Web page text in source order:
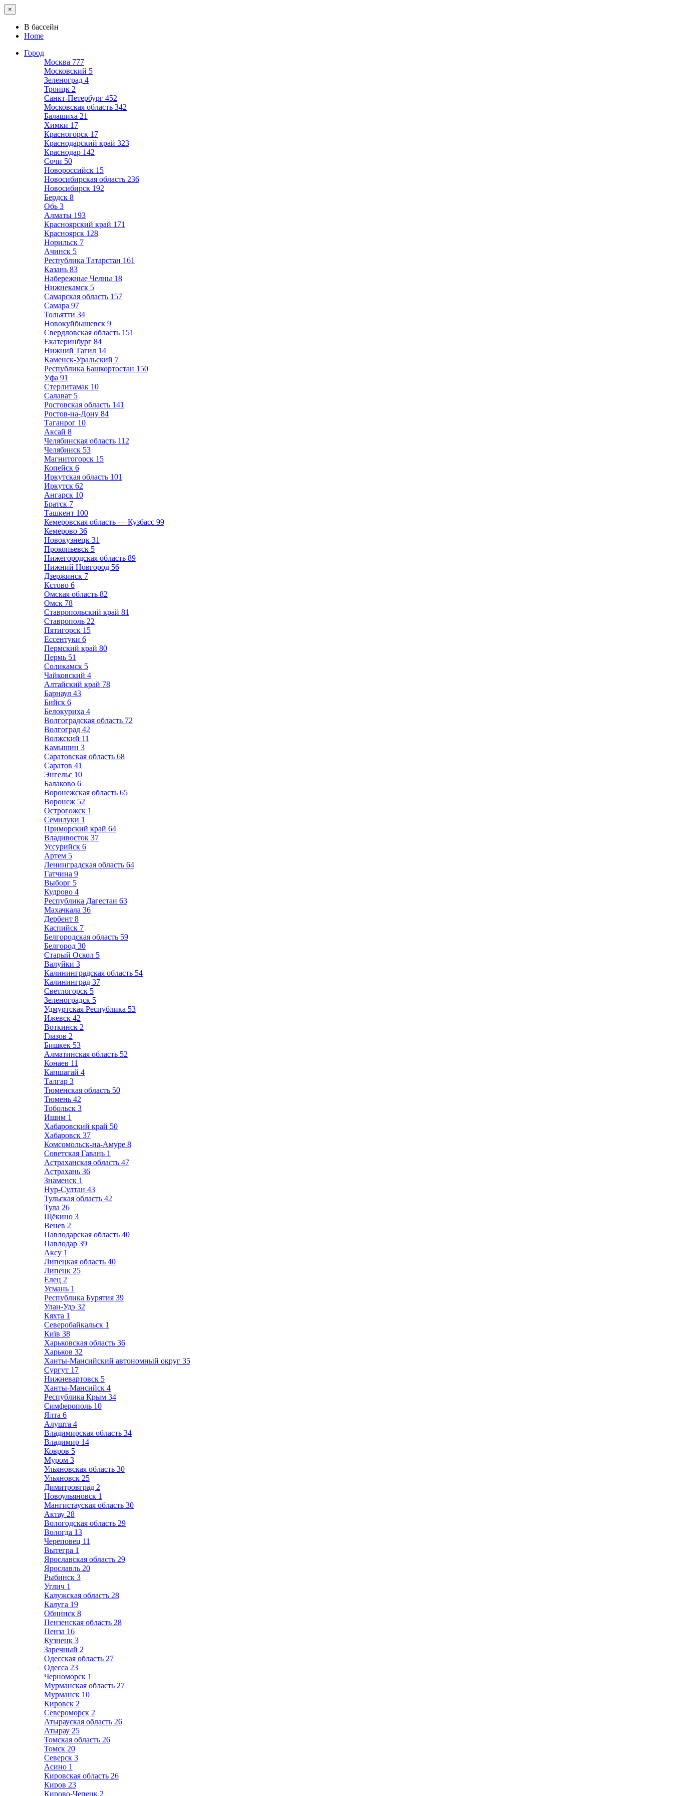
×
В бассейн
Home
Город
Москва 777
Московский 5
Зеленоград 4
Троицк 2
Санкт-Петербург 452
Московская область 342
Балашиха 21
Химки 17
Красногорск 17
Краснодарский край 323
Краснодар 142
Сочи 50
Новороссийск 15
Новосибирская область 236
Новосибирск 192
Бердск 8
Обь 3
Алматы 193
Красноярский край 171
Красноярск 128
Норильск 7
Ачинск 5
Республика Татарстан 161
Казань 83
Набережные Челны 18
Нижнекамск 5
Самарская область 157
Самара 97
Тольятти 34
Новокуйбышевск 9
Свердловская область 151
Екатеринбург 84
Нижний Тагил 14
Каменск-Уральский 7
Республика Башкортостан 150
Уфа 91
Стерлитамак 10
Салават 5
Ростовская область 141
Ростов-на-Дону 84
Таганрог 10
Аксай 8
Челябинская область 112
Челябинск 53
Магнитогорск 15
Копейск 6
Иркутская область 101
Иркутск 62
Ангарск 10
Братск 7
Ташкент 100
Кемеровская область — Кузбасс 99
Кемерово 36
Новокузнецк 31
Прокопьевск 5
Нижегородская область 89
Нижний Новгород 56
Дзержинск 7
Кстово 6
Омская область 82
Омск 78
Ставропольский край 81
Ставрополь 22
Пятигорск 15
Ессентуки 6
Пермский край 80
Пермь 51
Соликамск 5
Чайковский 4
Алтайский край 78
Барнаул 43
Бийск 6
Белокуриха 4
Волгоградская область 72
Волгоград 42
Волжский 11
Камышин 3
Саратовская область 68
Саратов 41
Энгельс 10
Балаково 6
Воронежская область 65
Воронеж 52
Острогожск 1
Семилуки 1
Приморский край 64
Владивосток 37
Уссурийск 6
Артем 5
Ленинградская область 64
Гатчина 9
Выборг 5
Кудрово 4
Республика Дагестан 63
Махачкала 36
Дербент 8
Каспийск 7
Белгородская область 59
Белгород 30
Старый Оскол 5
Валуйки 3
Калининградская область 54
Калининград 37
Светлогорск 5
Зеленоградск 5
Удмуртская Республика 53
Ижевск 42
Воткинск 2
Глазов 2
Бишкек 53
Алматинская область 52
Конаев 11
Капшагай 4
Талгар 3
Тюменская область 50
Тюмень 42
Тобольск 3
Ишим 1
Хабаровский край 50
Хабаровск 37
Комсомольск-на-Амуре 8
Советская Гавань 1
Астраханская область 47
Астрахань 36
Знаменск 1
Нур-Султан 43
Тульская область 42
Тула 26
Щёкино 3
Венев 2
Павлодарская область 40
Павлодар 39
Аксу 1
Липецкая область 40
Липецк 25
Елец 2
Усмань 1
Республика Бурятия 39
Улан-Удэ 32
Кяхта 1
Северобайкальск 1
Київ 38
Харьковская область 36
Харьков 32
Ханты-Мансийский автономный округ 35
Сургут 17
Нижневартовск 5
Ханты-Мансийск 4
Республика Крым 34
Симферополь 10
Ялта 6
Алушта 4
Владимирская область 34
Владимир 14
Ковров 5
Муром 3
Ульяновская область 30
Ульяновск 25
Димитровград 2
Новоульяновск 1
Мангистауская область 30
Актау 28
Вологодская область 29
Вологда 13
Череповец 11
Вытегра 1
Ярославская область 29
Ярославль 20
Рыбинск 3
Углич 1
Калужская область 28
Калуга 19
Обнинск 8
Пензенская область 28
Пенза 16
Кузнецк 3
Заречный 2
Одесская область 27
Одесса 23
Черноморск 1
Мурманская область 27
Мурманск 10
Кировск 2
Североморск 2
Атырауская область 26
Атырау 25
Томская область 26
Томск 20
Северск 3
Асино 1
Кировская область 26
Киров 23
Кирово-Чепецк 2